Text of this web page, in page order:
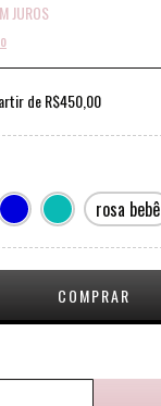
JUROS
deR$450,00
rosa bebê